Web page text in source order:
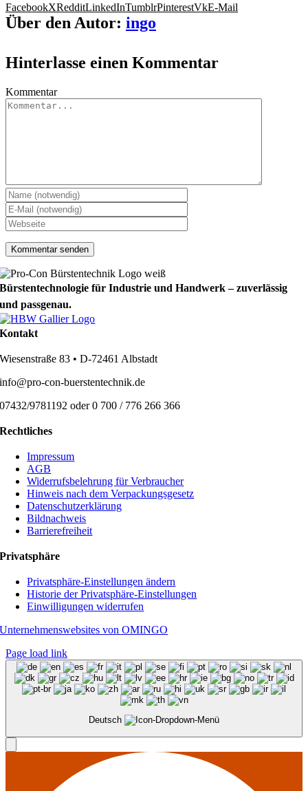
FacebookXRedditLinkedInTumblrPinterestVkE-Mail
Über den Autor: ingo
Hinterlasse einen Kommentar
Kommentar
Bürstentechnologie für Industrie und Handwerk – zuverlässig
und passgenau.
Kontakt
Wiesenstraße 83 • D-72461 Albstadt
info@pro-con-buerstentechnik.de
07432/9781192 oder 0 700 / 776 266 366
Rechtliches
Impressum
AGB
Widerrufsbelehrung für Verbraucher
Hinweis nach dem Verpackungsgesetz
Datenschutzerklärung
Bildnachweis
Barrierefreiheit
Privatsphäre
Privatsphäre-Einstellungen ändern
Historie der Privatsphäre-Einstellungen
Einwilligungen widerrufen
Unternehmenswebsites von OMINGO
Page load link
Deutsch